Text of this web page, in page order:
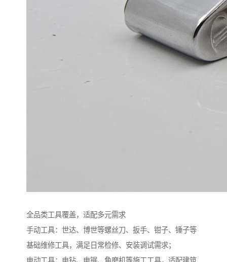
全品类工具覆盖，适配多元需求​
手动工具：世达、博世等螺丝刀、扳手、钳子、锤子等
基础维修工具，满足日常检修、安装调试需求；​